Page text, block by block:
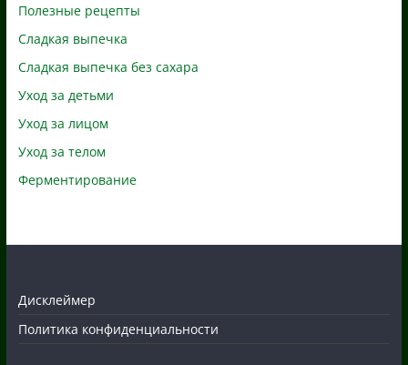
Полезные рецепты
Сладкая выпечка
Сладкая выпечка без сахара
Уход за детьми
Уход за лицом
Уход за телом
Ферментирование
Дисклеймер
Политика конфиденциальности